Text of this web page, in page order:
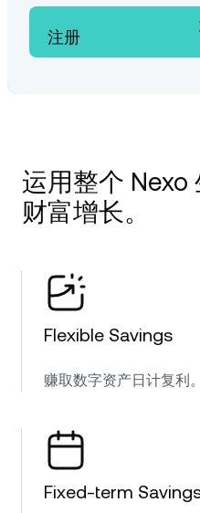
注册
运用整个 Nexo
财富增长。
Flexible Savings
赚取数字资产日计复利。
Fixed-term